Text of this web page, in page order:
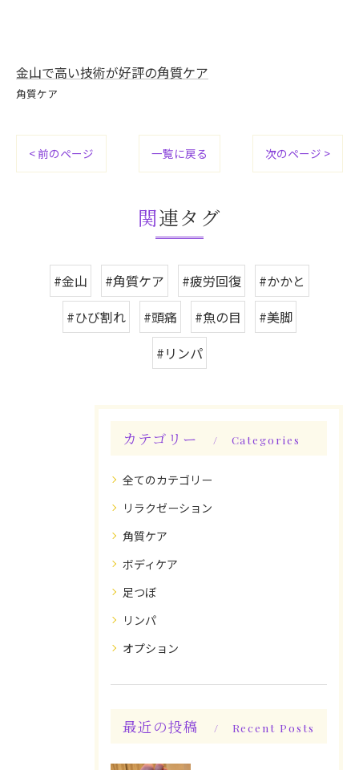
金山で高い技術が好評の角質ケア
角質ケア
< 前のページ 一覧に戻る 次のページ >
関連タグ
#金山 #角質ケア #疲労回復
#かかと
#ひび割れ
#頭痛 #魚の目
#美脚
#リンパ
カテゴリー Categories
全てのカテゴリー
リラクゼーション
角質ケア
ボディケア
足つぼ
リンパ
オプション
最近の投稿 Recent Posts